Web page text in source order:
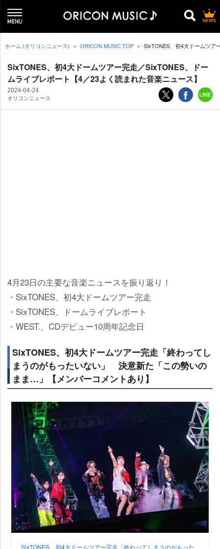
ホーム (オリコンニュース) ORICON MUSIC TOP SixTONES、初4大ドームツア
SixTONES、初4大ドームツアー完走／SixTONES、ドー
ムライブレポート【4／23よく読まれた音楽ニュース】
2024-04-24
オリコンニュース
4月23日の主要な音楽ニュースを振り返り！
・SixTONES、初4大ドームツアー完走
・SixTONES、ドームライブレポート
・WEST.、CDデビュー10周年記念日
SixTONES、初4大ドームツアー完走「終わってし
まうのがもったいない」 決意新た「この勢いの
まま…」【メンバーコメントあり】
SixTONES、初4大ドームツアー完走「終わってしまうのがもった